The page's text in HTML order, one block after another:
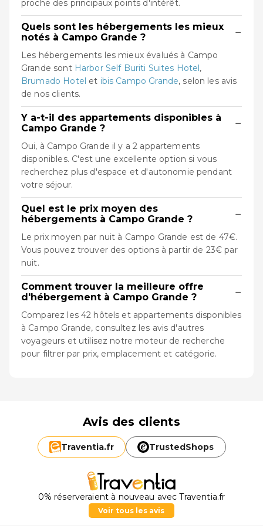
proche des principaux points d'intérêt.
Quels sont les hébergements les mieux
notés à Campo Grande ?
−
Les hébergements les mieux évalués à Campo
Grande sont Harbor Self Buriti Suites Hotel,
Brumado Hotel et ibis Campo Grande, selon les avis
de nos clients.
Y a-t-il des appartements disponibles à
Campo Grande ?
−
Oui, à Campo Grande il y a 2 appartements
disponibles. C'est une excellente option si vous
recherchez plus d'espace et d'autonomie pendant
votre séjour.
Quel est le prix moyen des
hébergements à Campo Grande ?
−
Le prix moyen par nuit à Campo Grande est de 47€.
Vous pouvez trouver des options à partir de 23€ par
nuit.
Comment trouver la meilleure offre
d'hébergement à Campo Grande ?
−
Comparez les 42 hôtels et appartements disponibles
à Campo Grande, consultez les avis d'autres
voyageurs et utilisez notre moteur de recherche
pour filtrer par prix, emplacement et catégorie.
Avis des clients
Traventia.fr TrustedShops
0% réserveraient à nouveau avec Traventia.fr
Voir tous les avis